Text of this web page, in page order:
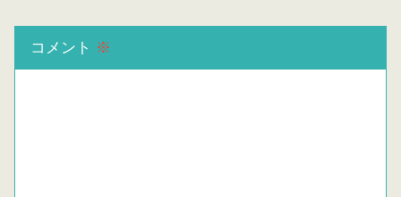
コメント ※